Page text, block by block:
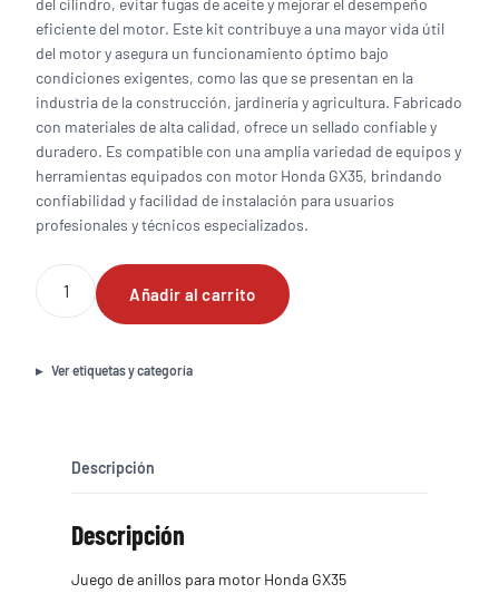
del cilindro, evitar fugas de aceite y mejorar el desempeño
eficiente del motor. Este kit contribuye a una mayor vida útil
del motor y asegura un funcionamiento óptimo bajo
condiciones exigentes, como las que se presentan en la
industria de la construcción, jardinería y agricultura. Fabricado
con materiales de alta calidad, ofrece un sellado confiable y
duradero. Es compatible con una amplia variedad de equipos y
herramientas equipados con motor Honda GX35, brindando
confiabilidad y facilidad de instalación para usuarios
profesionales y técnicos especializados.
Juego
de
anillos
motor
Añadir al carrito
Ver etiquetas y categoría
Descripción
Descripción
Juego de anillos para motor Honda GX35